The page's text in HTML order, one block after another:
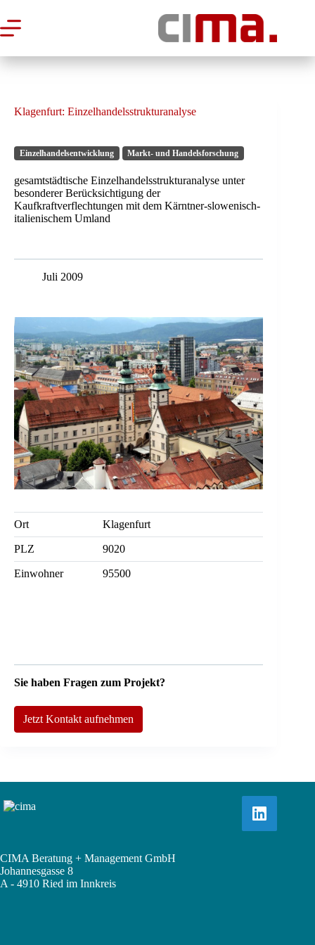
Inhalt
springen
Klagenfurt: Einzelhandelsstrukturanalyse
Einzelhandelsentwicklung Markt- und Handelsforschung
gesamtstädtische Einzelhandelsstrukturanalyse unter
besonderer Berücksichtigung der
Kaufkraftverflechtungen mit dem Kärntner-slowenisch-
italienischem Umland
Juli 2009
Ort Klagenfurt
PLZ 9020
Einwohner 95500
Sie haben Fragen zum Projekt?
Jetzt Kontakt aufnehmen
CIMA Beratung + Management GmbH
Johannesgasse 8
A - 4910 Ried im Innkreis